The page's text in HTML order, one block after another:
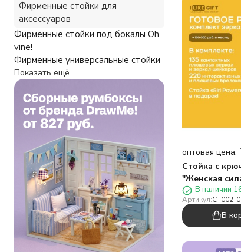
оптовая цена:
Стойка с
"Женская
комплект
брелоков
В наличии
Артикул:CT002-
В
Фирменные стойки для
аксессуаров
Фирменные стойки под бокалы Oh
vine!
Фирменные универсальные стойки
Показать ещё